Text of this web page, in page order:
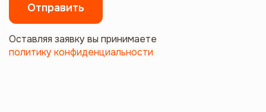
Оставляя заявку вы принимаете
политику конфиденциальности